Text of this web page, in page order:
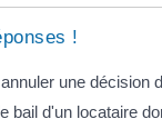
!
une décision
bail d'un locataire